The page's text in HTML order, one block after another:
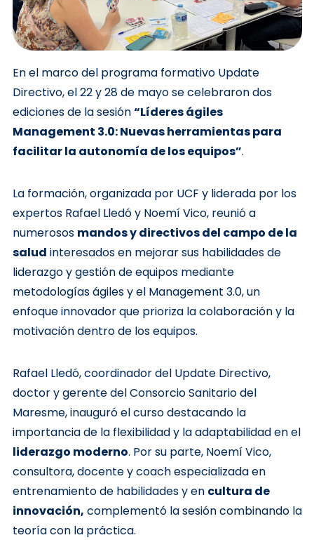
En el marco del programa formativo Update
Directivo, el 22 y 28 de mayo se celebraron dos
ediciones de la sesión“Líderes ágiles
Management 3.0: Nuevas herramientas para
facilitar la autonomía de los equipos”.
La formación, organizada por UCF y liderada por los
expertos Rafael Lledó y Noemí Vico, reunió a
numerosos mandos y directivos del campo de la
salud interesados ​​en mejorar sus habilidades de
liderazgo y gestión de equipos mediante
metodologías ágiles y el Management 3.0, un
enfoque innovador que prioriza la colaboración y la
motivación dentro de los equipos.
Rafael Lledó, coordinador del Update Directivo,
doctor y gerente del Consorcio Sanitario del
Maresme, inauguró el curso destacando la
importancia de la flexibilidad y la adaptabilidad en el
liderazgo moderno. Por su parte, Noemí Vico,
consultora, docente y coach especializada en
entrenamiento de habilidades y en cultura de
innovación, complementó la sesión combinando la
teoría con la práctica.